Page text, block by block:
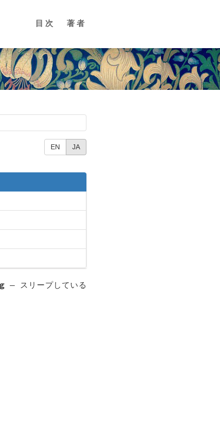
目次 著者
EN JA
— スリープしている